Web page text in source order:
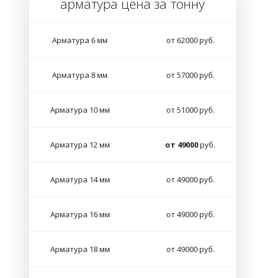
арматура цена за тонну
Арматура 6 мм от 62000 руб.
Арматура 8 мм от 57000 руб.
Арматура 10 мм от 51000 руб.
Арматура 12 мм от 49000руб.
Арматура 14 мм от 49000 руб.
Арматура 16 мм от 49000 руб.
Арматура 18 мм от 49000 руб.